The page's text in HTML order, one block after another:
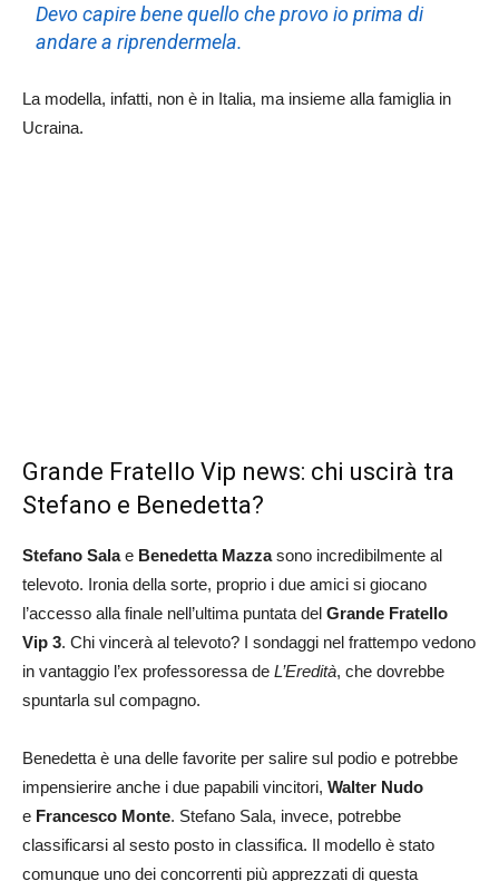
Devo capire bene quello che provo io prima di
andare a riprendermela.
La modella, infatti, non è in Italia, ma insieme alla famiglia in
Ucraina.
Grande Fratello Vip news: chi uscirà tra
Stefano e Benedetta?
Stefano Salae Benedetta Mazzasono incredibilmente al
televoto. Ironia della sorte, proprio i due amici si giocano
l’accesso alla finale nell’ultima puntata del Grande Fratello
Vip 3. Chi vincerà al televoto? I sondaggi nel frattempo vedono
in vantaggio l’ex professoressa de L’Eredità, che dovrebbe
spuntarla sul compagno.
Benedetta è una delle favorite per salire sul podio e potrebbe
impensierire anche i due papabili vincitori, Walter Nudo
e Francesco Monte. Stefano Sala, invece, potrebbe
classificarsi al sesto posto in classifica. Il modello è stato
comunque uno dei concorrenti più apprezzati di questa